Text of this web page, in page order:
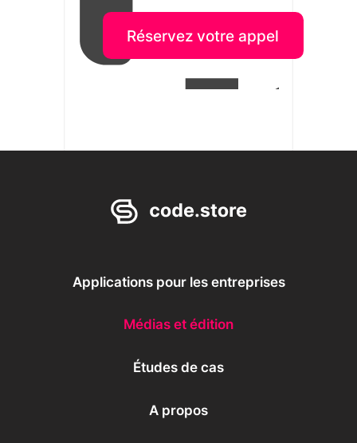
Réservez votre appel
Applications pour les entreprises
Médias et édition
Études de cas
A propos